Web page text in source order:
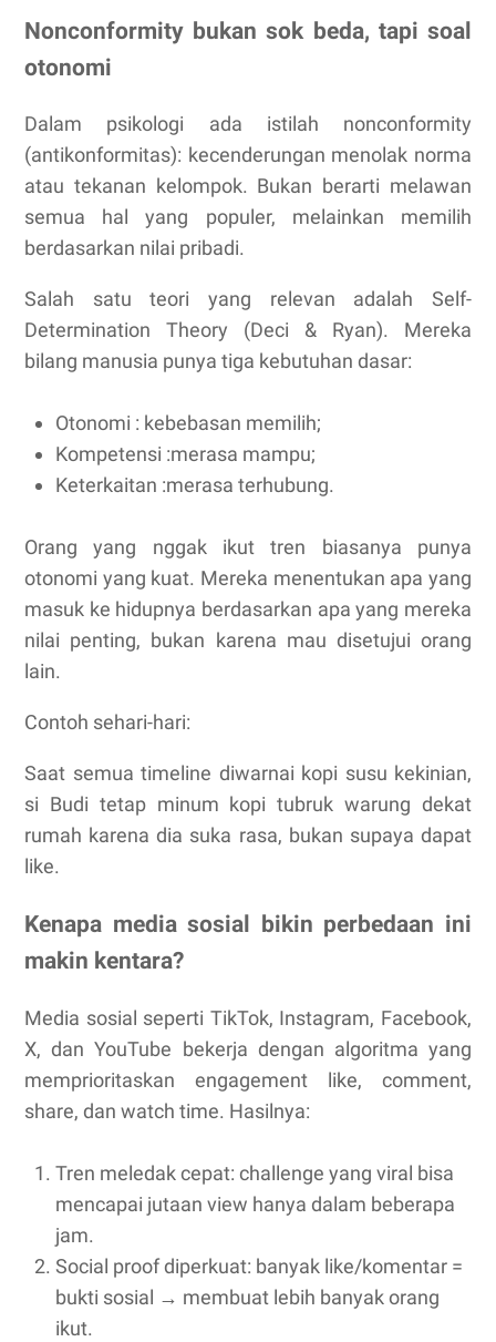
Nonconformity bukan sok beda, tapi soal
otonomi
Dalam psikologi ada istilah nonconformity
(antikonformitas): kecenderungan menolak norma
atau tekanan kelompok. Bukan berarti melawan
semua hal yang populer, melainkan memilih
berdasarkan nilai pribadi.
Salah satu teori yang relevan adalah Self-
Determination Theory (Deci & Ryan). Mereka
bilang manusia punya tiga kebutuhan dasar:
Otonomi : kebebasan memilih;
Kompetensi :merasa mampu;
Keterkaitan :merasa terhubung.
Orang yang nggak ikut tren biasanya punya
otonomi yang kuat. Mereka menentukan apa yang
masuk ke hidupnya berdasarkan apa yang mereka
nilai penting, bukan karena mau disetujui orang
lain.
Contoh sehari-hari:
Saat semua timeline diwarnai kopi susu kekinian,
si Budi tetap minum kopi tubruk warung dekat
rumah karena dia suka rasa, bukan supaya dapat
like.
Kenapa media sosial bikin perbedaan ini
makin kentara?
Media sosial seperti TikTok, Instagram, Facebook,
X, dan YouTube bekerja dengan algoritma yang
memprioritaskan engagement like, comment,
share, dan watch time. Hasilnya:
Tren meledak cepat: challenge yang viral bisa
mencapai jutaan view hanya dalam beberapa
jam.
Social proof diperkuat: banyak like/komentar =
bukti sosial → membuat lebih banyak orang
ikut.